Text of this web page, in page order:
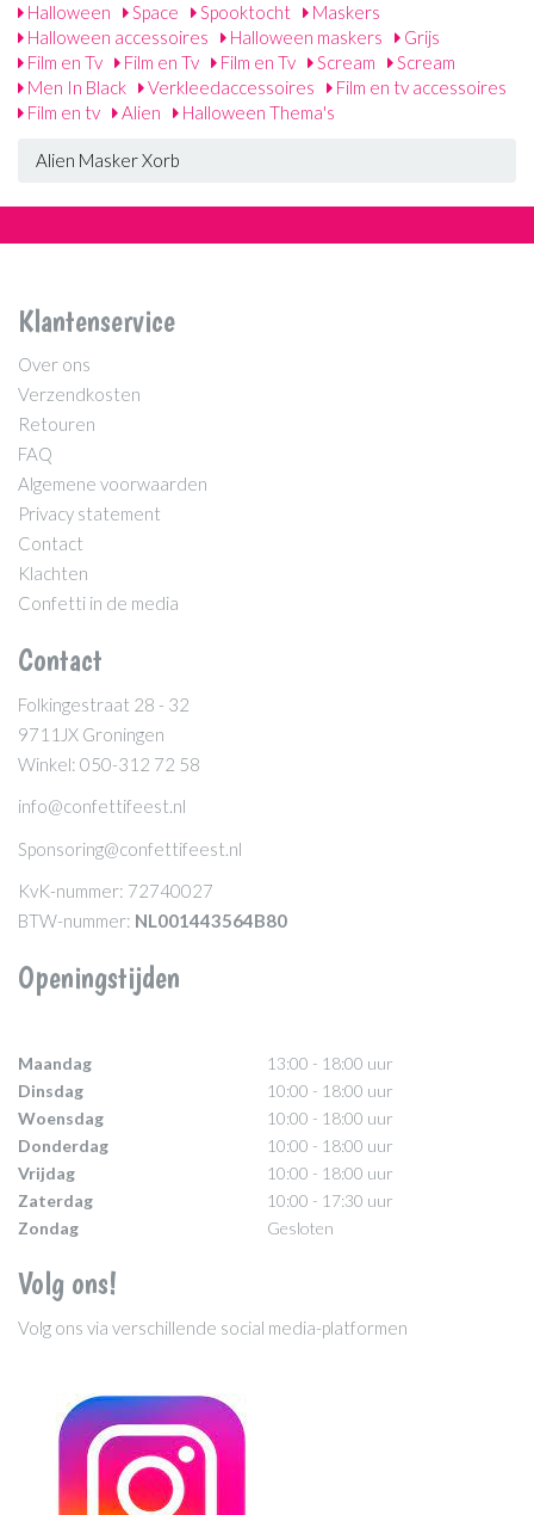
Halloween
Space Spooktocht
Maskers
Halloween accessoires
Halloween maskers
Grijs
Film en Tv
Film en Tv Film en Tv Scream
Scream
Men In Black
Verkleedaccessoires
Film en tv accessoires
Film en tv
Alien Halloween Thema's
Alien Masker Xorb
Klantenservice
Over ons
Verzendkosten
Retouren
FAQ
Algemene voorwaarden
Privacy statement
Contact
Klachten
Confetti in de media
Contact
Folkingestraat 28 - 32
9711JX Groningen
Winkel: 050-312 72 58
info@confettifeest.nl
Sponsoring@confettifeest.nl
KvK-nummer: 72740027
BTW-nummer: NL001443564B80
Openingstijden
Maandag
13:00 - 18:00 uur
Dinsdag
10:00 - 18:00 uur
Woensdag
10:00 - 18:00 uur
Donderdag
10:00 - 18:00 uur
Vrijdag
10:00 - 18:00 uur
Zaterdag
10:00 - 17:30 uur
Zondag
Gesloten
Volg ons!
Volg ons via verschillende social media-platformen